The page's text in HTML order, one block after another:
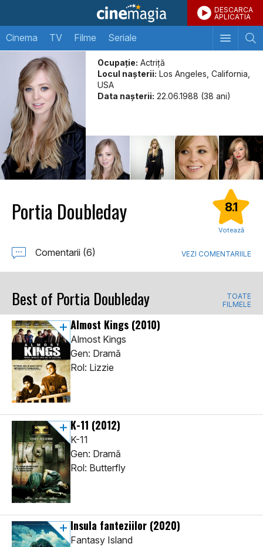
DESCARCA
APLICATIA
Cinema TV Filme Seriale
Ocupație: Actriţă
Locul naşterii: Los Angeles, California,
USA
Data naşterii: 22.06.1988 (38 ani)
Portia Doubleday 8.1
Votează
Comentarii (6) VEZI COMENTARIILE
Best of Portia Doubleday
TOATE
FILMELE
Almost Kings (2010)
Almost Kings
Gen: Dramă
Rol: Lizzie
K-11 (2012)
K-11
Gen: Dramă
Rol: Butterfly
Insula fanteziilor (2020)
Fantasy Island